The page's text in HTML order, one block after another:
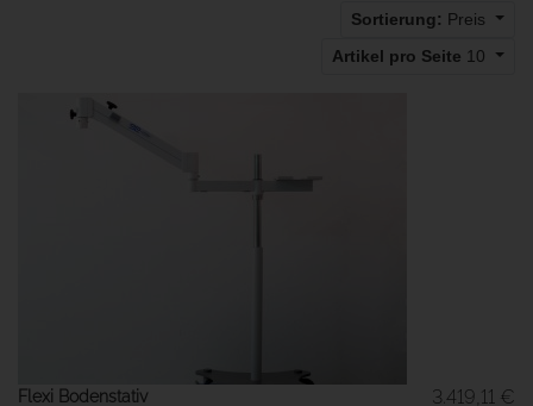
Sortierung: Preis
Artikel pro Seite 10
Flexi Bodenstativ
3.419,11 €